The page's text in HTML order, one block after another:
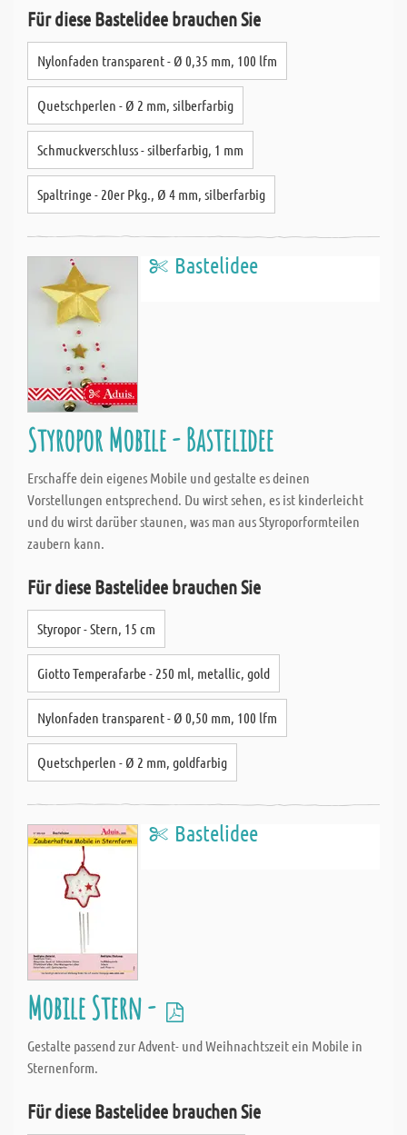
Für diese Bastelidee brauchen Sie
Nylonfaden transparent - Ø 0,35 mm, 100 lfm
Quetschperlen - Ø 2 mm, silberfarbig
Schmuckverschluss - silberfarbig, 1 mm
Spaltringe - 20er Pkg., Ø 4 mm, silberfarbig
Bastelidee
Styropor Mobile - Bastelidee
Erschaffe dein eigenes Mobile und gestalte es deinen
Vorstellungen entsprechend. Du wirst sehen, es ist kinderleicht
und du wirst darüber staunen, was man aus Styroporformteilen
zaubern kann.
Für diese Bastelidee brauchen Sie
Styropor - Stern, 15 cm
Giotto Temperafarbe - 250 ml, metallic, gold
Nylonfaden transparent - Ø 0,50 mm, 100 lfm
Quetschperlen - Ø 2 mm, goldfarbig
Bastelidee
Mobile Stern -
Gestalte passend zur Advent- und Weihnachtszeit ein Mobile in
Sternenform.
Für diese Bastelidee brauchen Sie